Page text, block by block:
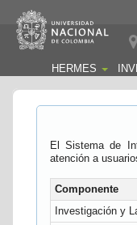
HERMES
El Sistema de
atención a
Componente
Investigación y